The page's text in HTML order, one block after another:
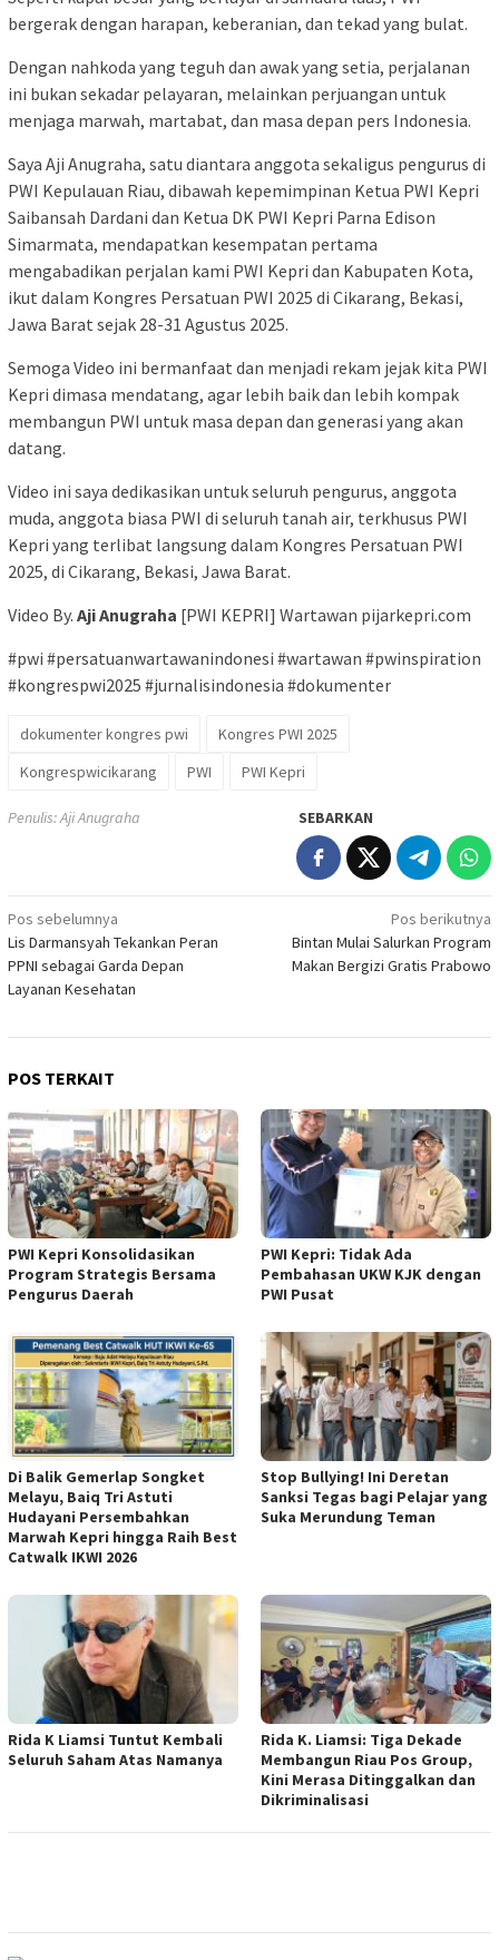
bergerak dengan harapan, keberanian, dan tekad yang bulat.
Dengan nahkoda yang teguh dan awak yang setia, perjalanan
ini bukan sekadar pelayaran, melainkan perjuangan untuk
menjaga marwah, martabat, dan masa depan pers Indonesia.
Saya Aji Anugraha, satu diantara anggota sekaligus pengurus di
PWI Kepulauan Riau, dibawah kepemimpinan Ketua PWI Kepri
Saibansah Dardani dan Ketua DK PWI Kepri Parna Edison
Simarmata, mendapatkan kesempatan pertama
mengabadikan perjalan kami PWI Kepri dan Kabupaten Kota,
ikut dalam Kongres Persatuan PWI 2025 di Cikarang, Bekasi,
Jawa Barat sejak 28-31 Agustus 2025.
Semoga Video ini bermanfaat dan menjadi rekam jejak kita PWI
Kepri dimasa mendatang, agar lebih baik dan lebih kompak
membangun PWI untuk masa depan dan generasi yang akan
datang.
Video ini saya dedikasikan untuk seluruh pengurus, anggota
muda, anggota biasa PWI di seluruh tanah air, terkhusus PWI
Kepri yang terlibat langsung dalam Kongres Persatuan PWI
2025, di Cikarang, Bekasi, Jawa Barat.
Video By. Aji Anugraha [PWI KEPRI] Wartawan pijarkepri.com
#pwi #persatuanwartawanindonesi #wartawan #pwinspiration
#kongrespwi2025 #jurnalisindonesia #dokumenter
dokumenter kongres pwi
Kongres PWI 2025
Kongrespwicikarang
PWI PWI Kepri
Penulis: Aji Anugraha SEBARKAN
Navigasi
pos
Pos sebelumnya
Lis Darmansyah Tekankan Peran
PPNI sebagai Garda Depan
Layanan Kesehatan
Pos berikutnya
Bintan Mulai Salurkan Program
Makan Bergizi Gratis Prabowo
POS TERKAIT
PWI Kepri Konsolidasikan
Program Strategis Bersama
Pengurus Daerah
PWI Kepri: Tidak Ada
Pembahasan UKW KJK dengan
PWI Pusat
Di Balik Gemerlap Songket
Melayu, Baiq Tri Astuti
Hudayani Persembahkan
Marwah Kepri hingga Raih Best
Catwalk IKWI 2026
Stop Bullying! Ini Deretan
Sanksi Tegas bagi Pelajar yang
Suka Merundung Teman
Rida K Liamsi Tuntut Kembali
Seluruh Saham Atas Namanya
Rida K. Liamsi: Tiga Dekade
Membangun Riau Pos Group,
Kini Merasa Ditinggalkan dan
Dikriminalisasi